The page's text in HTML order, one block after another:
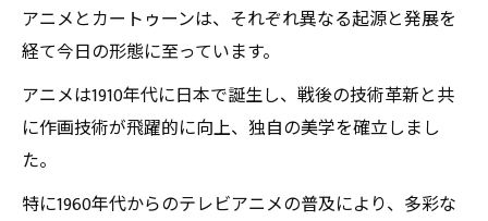
アニメとカートゥーンは、それぞれ異なる起源と発展を
経て今日の形態に至っています。
アニメは1910年代に日本で誕生し、戦後の技術革新と共
に作画技術が飛躍的に向上、独自の美学を確立しまし
た。
特に1960年代からのテレビアニメの普及により、多彩な